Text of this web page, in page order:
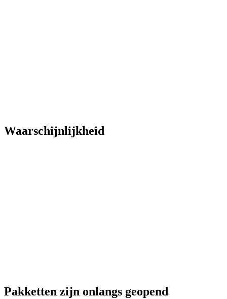
Waarschijnlijkheid
Pakketten zijn onlangs geopend